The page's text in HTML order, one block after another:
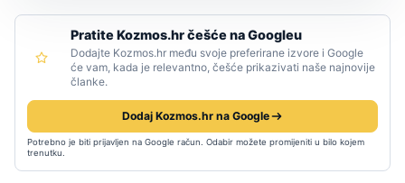
Pratite Kozmos.hr češće na Googleu
Dodajte Kozmos.hr među svoje preferirane izvore i Google
će vam, kada je relevantno, češće prikazivati naše najnovije
članke.
Dodaj Kozmos.hr na Google
Potrebno je biti prijavljen na Google račun. Odabir možete promijeniti u bilo kojem
trenutku.